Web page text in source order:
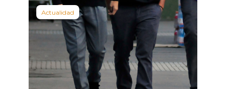
Actualidad